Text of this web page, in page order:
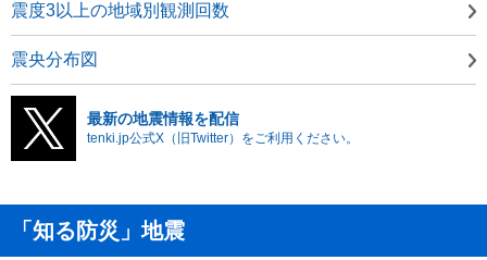
震度3以上の地域別観測回数
震央分布図
最新の地震情報を配信
tenki.jp公式X（旧Twitter）をご利用ください。
「知る防災」地震